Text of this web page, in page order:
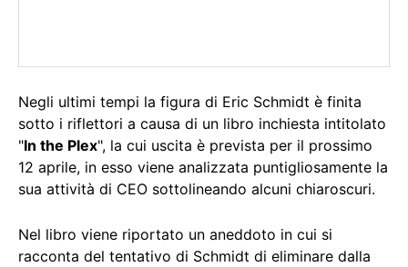
Negli ultimi tempi la figura di Eric Schmidt è finita
sotto i riflettori a causa di un libro inchiesta intitolato
"In the Plex", la cui uscita è prevista per il prossimo
12 aprile, in esso viene analizzata puntigliosamente la
sua attività di CEO sottolineando alcuni chiaroscuri.
Nel libro viene riportato un aneddoto in cui si
racconta del tentativo di Schmidt di eliminare dalla